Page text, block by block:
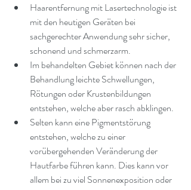
Haarentfernung mit Lasertechnologie ist
mit den heutigen Geräten bei
sachgerechter Anwendung sehr sicher,
schonend und schmerzarm.
Im behandelten Gebiet können nach der
Behandlung leichte Schwellungen,
Rötungen oder Krustenbildungen
entstehen, welche aber rasch abklingen.
Selten kann eine Pigmentstörung
entstehen, welche zu einer
vorübergehenden Veränderung der
Hautfarbe führen kann. Dies kann vor
allem bei zu viel Sonnenexposition oder